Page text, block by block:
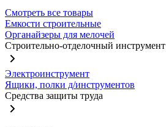
Смотреть все товары
Емкости строительные
Органайзеры для мелочей
Строительно-отделочный инструмент
Электроинструмент
Ящики, полки д/инструментов
Средства защиты труда